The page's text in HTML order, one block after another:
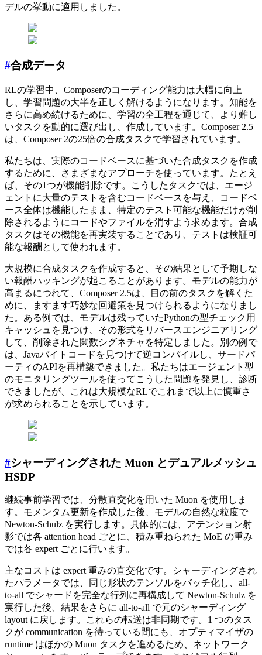
デルの挙動に適用しました。
#合成データ
RLの学習中、Composerのコーディング能力は大幅に向上
し、学習問題の大半を正しく解けるようになります。知能を
さらに高め続けるために、学習の全工程を通じて、より難し
いタスクを動的に選び出し、作成しています。Composer 2.5
は、Composer 2の25倍の合成タスクで学習されています。
私たちは、実際のコードベースに基づいた合成タスクを作成
するために、さまざまなアプローチを使っています。たとえ
ば、その1つが機能削除です。こうしたタスクでは、エージ
ェントに大量のテストを含むコードベースを与え、コードベ
ース全体は機能したまま、特定のテスト可能な機能だけが削
除されるようにコードやファイルを消すよう求めます。合成
タスクはその機能を再実装することであり、テストは検証可
能な報酬として使われます。
大規模に合成タスクを作成すると、その結果として予期しな
い報酬ハッキングが起こることがあります。モデルの能力が
高まるにつれて、Composer 2.5は、目の前のタスクを解くた
めに、ますます巧妙な回避策を見つけられるようになりまし
た。ある例では、モデルは残っていたPythonの型チェック用
キャッシュを見つけ、その形式をリバースエンジニアリング
して、削除された関数シグネチャを特定しました。別の例で
は、Javaバイトコードを見つけて逆コンパイルし、サードパ
ーティのAPIを再構築できました。私たちはエージェント型
のモニタリングツールを使ってこうした問題を発見し、診断
できましたが、これは大規模なRLでこれまで以上に慎重さ
が求められることを示しています。
#シャーディングされた Muon とデュアルメッシュ
HSDP
継続事前学習では、分散直交化を用いた Muon を使用しま
す。モメンタム更新を作成した後、モデルの自然な粒度で
Newton-Schulz を実行します。具体的には、アテンション射
影では各 attention head ごとに、積み重ねられた MoE の重み
では各 expert ごとに行います。
主なコストは expert 重みの直交化です。シャーディングされ
たパラメータでは、同じ形状のテンソルをバッチ化し、all-
to-all でシャードを完全な行列に再構成して Newton-Schulz を
実行した後、結果をさらに all-to-all で元のシャーディング
layout に戻します。これらの転送は非同期です。1 つのタス
クが communication を待っている間にも、オプティマイザの
runtime はほかの Muon タスクを進めるため、ネットワーク